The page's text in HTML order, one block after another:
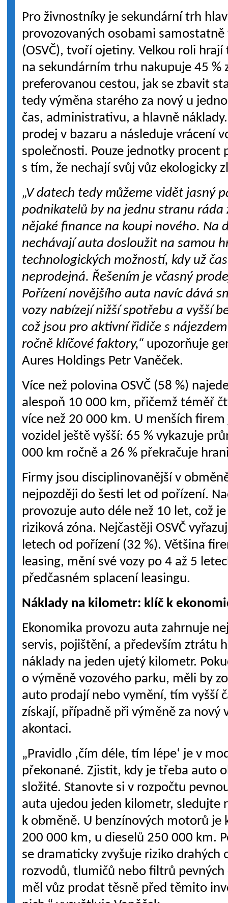
Pro živnostníky je sekundární trh
provozovaných osobami
(OSVČ), tvoří ojetiny. Velkou roli
na sekundárním trhu nakupuje 45 %
preferovanou cestou, jak se zbavit
tedy výměna starého za nový u
čas, administrativu, a hlavně
prodej v bazaru a následuje vrácení
společnosti. Pouze jednotky procent
s tím, že nechají svůj vůz ekologicky
„V datech tedy můžeme vidět jasný
podnikatelů by na jednu stranu ráda
nějaké finance na koupi nového. Na
nechávají auta dosloužit na samou
technologických možností, kdy už
neprodejná. Řešením je včasný
Pořízení novějšího auta navíc dává
vozy nabízejí nižší spotřebu a vyšší
což jsou pro aktivní řidiče s
ročně klíčové faktory,“ upozorňuje
Aures Holdings Petr Vaněček.
Více než polovina OSVČ (58 %)
alespoň 10 000 km, přičemž téměř
více než 20 000 km. U menších
vozidel ještě vyšší: 65 % vykazuje
000 km ročně a 26 % překračuje
Firmy jsou disciplinovanější v
nejpozději do šesti let od pořízení.
provozuje auto déle než 10 let, což
riziková zóna. Nejčastěji OSVČ
letech od pořízení (32 %). Většina
leasing, mění své vozy po 4 až 5
předčasném splacení leasingu.
Náklady na kilometr: klíč k
Ekonomika provozu auta zahrnuje
servis, pojištění, a především ztrátu
náklady na jeden ujetý kilometr.
o výměně vozového parku, měli by
auto prodají nebo vymění, tím vyšší
získají, případně při výměně za nový
akontaci.
„Pravidlo ‚čím déle, tím lépe‘ je v
překonané. Zjistit, kdy je třeba auto
složité. Stanovte si v rozpočtu
auta ujedou jeden kilometr, sledujte
k obměně. U benzínových motorů je
200 000 km, u dieselů 250 000 km.
se dramaticky zvyšuje riziko drahých
rozvodů, tlumičů nebo filtrů pevných
měl vůz prodat těsně před těmito